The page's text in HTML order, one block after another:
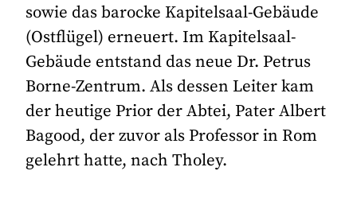
sowie das barocke Kapitelsaal-Gebäude
(Ostflügel) erneuert. Im Kapitelsaal-
Gebäude entstand das neue Dr. Petrus
Borne-Zentrum. Als dessen Leiter kam
der heutige Prior der Abtei, Pater Albert
Bagood, der zuvor als Professor in Rom
gelehrt hatte, nach Tholey.